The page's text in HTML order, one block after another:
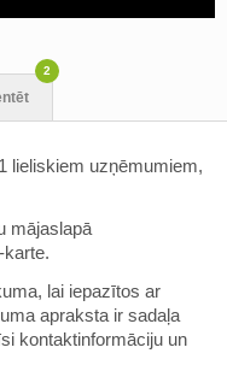
2
lieliskiem uzņēmumiem,
mājaslapā
karte.
lai iepazītos ar
apraksta ir sadaļa
kontaktinformāciju un